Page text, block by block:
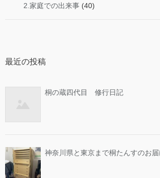
2.家庭での出来事 (40)
最近の投稿
桐の蔵四代目 修行日記
神奈川県と東京まで桐たんすのお届